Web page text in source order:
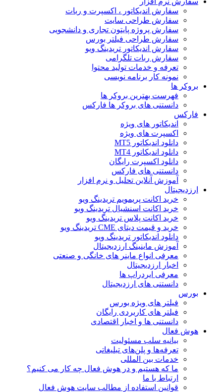
سفارش اندیکاتور ، اکسپرت و ربات
سفارش طراحی سایت
سفارش پروژه پایتون تجاری و دانشجویی
سفارش طراحی فیلتر بورس
سفارش اندیکاتور تریدینگ ویو
سفارش ربات تلگرامی
تعرفه و خدمات تولید محتوا
نمونه کار برنامه نویسی
بروکر ها
فهرست بهترین بروکر ها
دانستنی های بروکر ها فارکس
فارکس
اندیکاتور های ویژه
اکسپرت های ویژه
دانلود اندیکاتور MT5
دانلود اندیکاتور MT4
دانلود اکسپرت رایگان
دانستنی های فارکس
آموزش آنلاین تحلیل و نرم افزار
ارزدیجیتال
خرید اکانت پریمویم تریدینگ ویو
خرید اکانت اسنشیال تریدینگ ویو
خرید اکانت پلاس تریدینگ ویو
خرید و قیمت دیتای CME تریدینگ ویو
دانلود اندیکاتور تریدینگ ویو
آموزش ماینینگ ارزدیجیتال
معرفی انواع ماینر های خانگی و صنعتی
اخبار ارزدیجیتال
معرفی ایردراپ ها
دانستنی های ارزدیجیتال
بورس
فیلتر های ویژه بورس
فیلتر های کاربردی رایگان
دانستنی ها و اخبار اقتصادی
هوش فعال
بیانیه سلب مسئولیت
تعرفه‌ها و پلن‌های تبلیغاتی
خدمات بین المللی
ما که هستیم و در هوش فعال چه کار می کنیم؟
ارتباط با ما
قوانین استفاده از مطالب سایت هوش فعال